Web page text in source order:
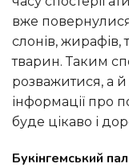
вже
слонів, жирафів,
тварин. Таким
розважитися, а й
інформації про
буде цікаво і
Букінгемський